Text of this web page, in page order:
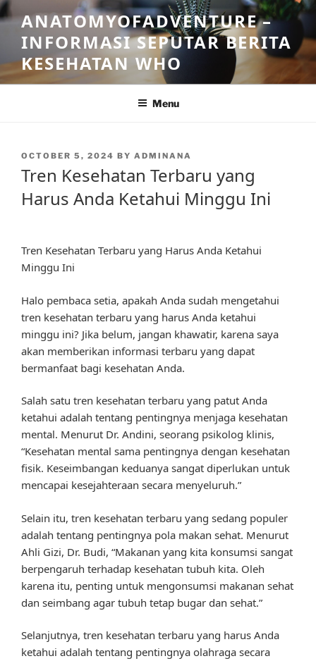
Skip
to
content
ANATOMYOFADVENTURE –
INFORMASI SEPUTAR BERITA
KESEHATAN WHO
Menu
POSTED
OCTOBER 5, 2024 BY ADMINANA
Tren Kesehatan Terbaru yang
Harus Anda Ketahui Minggu Ini
Tren Kesehatan Terbaru yang Harus Anda Ketahui
Minggu Ini
Halo pembaca setia, apakah Anda sudah mengetahui
tren kesehatan terbaru yang harus Anda ketahui
minggu ini? Jika belum, jangan khawatir, karena saya
akan memberikan informasi terbaru yang dapat
bermanfaat bagi kesehatan Anda.
Salah satu tren kesehatan terbaru yang patut Anda
ketahui adalah tentang pentingnya menjaga kesehatan
mental. Menurut Dr. Andini, seorang psikolog klinis,
“Kesehatan mental sama pentingnya dengan kesehatan
fisik. Keseimbangan keduanya sangat diperlukan untuk
mencapai kesejahteraan secara menyeluruh.”
Selain itu, tren kesehatan terbaru yang sedang populer
adalah tentang pentingnya pola makan sehat. Menurut
Ahli Gizi, Dr. Budi, “Makanan yang kita konsumsi sangat
berpengaruh terhadap kesehatan tubuh kita. Oleh
karena itu, penting untuk mengonsumsi makanan sehat
dan seimbang agar tubuh tetap bugar dan sehat.”
Selanjutnya, tren kesehatan terbaru yang harus Anda
ketahui adalah tentang pentingnya olahraga secara